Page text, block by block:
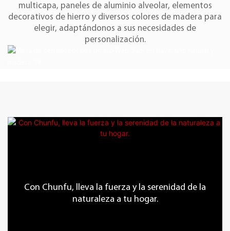
multicapa, paneles de aluminio alveolar, elementos
decorativos de hierro y diversos colores de madera para
elegir, adaptándonos a sus necesidades de
personalización.
Con Chunfu, lleva la fuerza y ​​la serenidad de la
naturaleza a tu hogar.